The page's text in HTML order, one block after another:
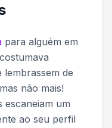
para alguém em
de
não mais!
escaneiam um
ao seu perfil